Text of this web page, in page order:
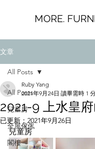
MORE.
文章
All Posts
兒童房
全屋傢俬
閣樓
All Posts
2021-9 上水皇
Ruby Yang
2021年9月24日 讀畢需時 1
已更新： 2021年9月26日
兒童房